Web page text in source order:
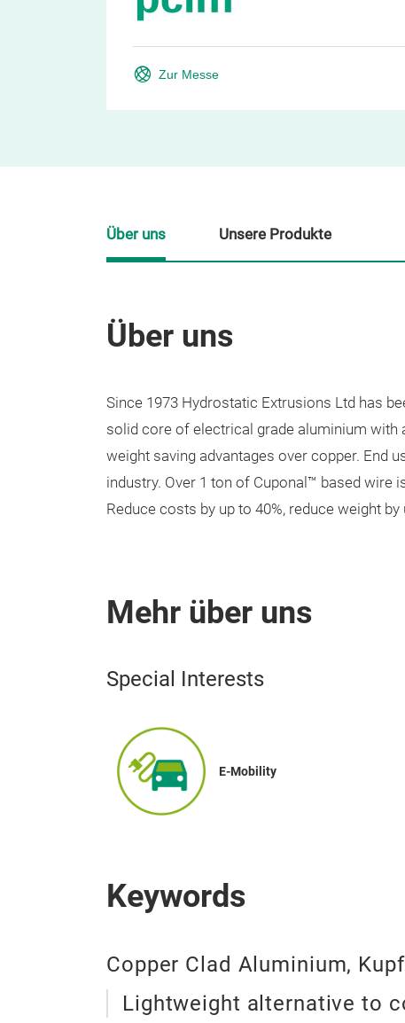
Zur Messe
Über uns
Since 1973 Hydrostatic Extrusions Ltd has
solid core of electrical grade aluminium with
weight saving advantages over copper. End
industry. Over 1 ton of Cuponal™ based wire
Reduce costs by up to 40%, reduce weight
Mehr über uns
Special Interests
E-Mobility
Keywords
Copper Clad Aluminium,
Lightweight alternative to
Über uns Unsere Produkte